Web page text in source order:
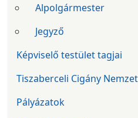
Alpolgármester
Jegyző
Képviselő testület tagjai
Tiszaberceli Cigány
Pályázatok